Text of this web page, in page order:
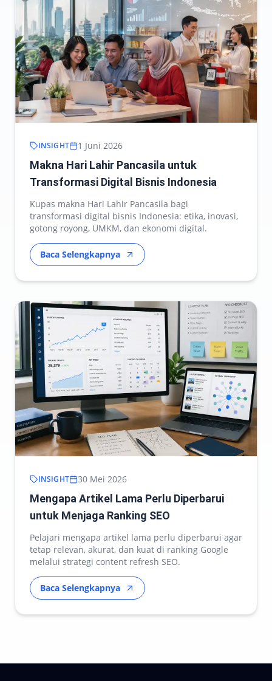
INSIGHT 1 Juni 2026
Makna Hari Lahir Pancasila untuk
Transformasi Digital Bisnis Indonesia
Kupas makna Hari Lahir Pancasila bagi
transformasi digital bisnis Indonesia: etika, inovasi,
gotong royong, UMKM, dan ekonomi digital.
Baca Selengkapnya
INSIGHT 30 Mei 2026
Mengapa Artikel Lama Perlu Diperbarui
untuk Menjaga Ranking SEO
Pelajari mengapa artikel lama perlu diperbarui agar
tetap relevan, akurat, dan kuat di ranking Google
melalui strategi content refresh SEO.
Baca Selengkapnya